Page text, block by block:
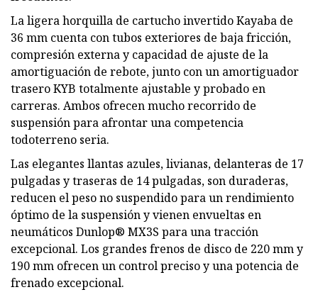
La ligera horquilla de cartucho invertido Kayaba de
36 mm cuenta con tubos exteriores de baja fricción,
compresión externa y capacidad de ajuste de la
amortiguación de rebote, junto con un amortiguador
trasero KYB totalmente ajustable y probado en
carreras. Ambos ofrecen mucho recorrido de
suspensión para afrontar una competencia
todoterreno seria.
Las elegantes llantas azules, livianas, delanteras de 17
pulgadas y traseras de 14 pulgadas, son duraderas,
reducen el peso no suspendido para un rendimiento
óptimo de la suspensión y vienen envueltas en
neumáticos Dunlop® MX3S para una tracción
excepcional. Los grandes frenos de disco de 220 mm y
190 mm ofrecen un control preciso y una potencia de
frenado excepcional.